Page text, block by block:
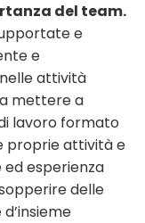
del team.
e
e
attività
mettere a
lavoro formato
proprie attività e
esperienza
delle